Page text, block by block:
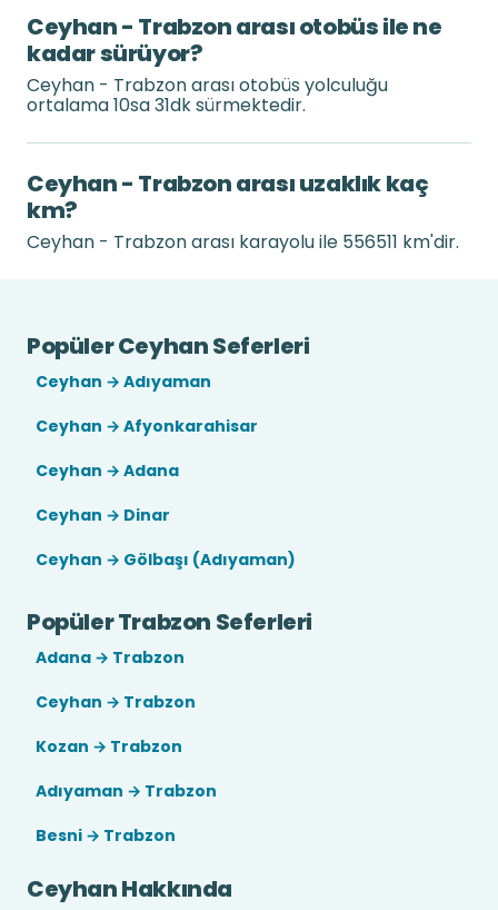
Ceyhan - Trabzon arası otobüs ile ne
kadar sürüyor?
Ceyhan - Trabzon arası otobüs yolculuğu
ortalama 10sa 31dk sürmektedir.
Ceyhan - Trabzon arası uzaklık kaç
km?
Ceyhan - Trabzon arası karayolu ile 556511 km'dir.
Popüler Ceyhan Seferleri
Ceyhan → Adıyaman
Ceyhan → Afyonkarahisar
Ceyhan → Adana
Ceyhan → Dinar
Ceyhan → Gölbaşı (Adıyaman)
Popüler Trabzon Seferleri
Adana → Trabzon
Ceyhan → Trabzon
Kozan → Trabzon
Adıyaman → Trabzon
Besni → Trabzon
Ceyhan Hakkında